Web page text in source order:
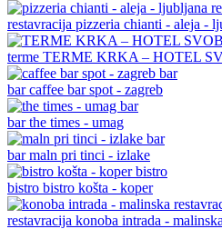
restavracija pizzeria chianti - aleja -
terme TERME KRKA – HOTEL
barcaffee bar spot - zagreb
barthe times - umag
barmaln pri tinci - izlake
bistro bistro košta - koper
restavracija konoba intrada - malinska